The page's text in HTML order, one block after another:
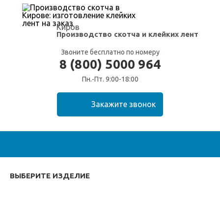
Киров
Производство скотча и клейких лент
Звоните бесплатно по номеру
8 (800) 5000 964
Пн.-Пт. 9:00-18:00
ВЫБЕРИТЕ ИЗДЕЛИЕ